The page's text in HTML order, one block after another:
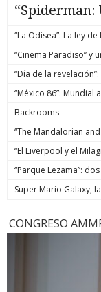
“Spiderman:
“La Odisea”: La ley
“Cinema Paradiso” y
“Día de la
“México 86”: Mundial
Backrooms
“The Mandalorian
“El Liverpool y el
“Parque Lezama”:
Super Mario Galaxy,
CONGRESO